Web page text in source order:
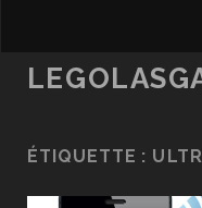
ÉTIQUETTE :